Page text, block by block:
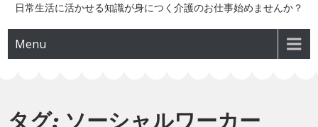
日常生活に活かせる知識が身につく介護のお仕事始めませんか？
Menu
タグ: ソーシャルワーカー